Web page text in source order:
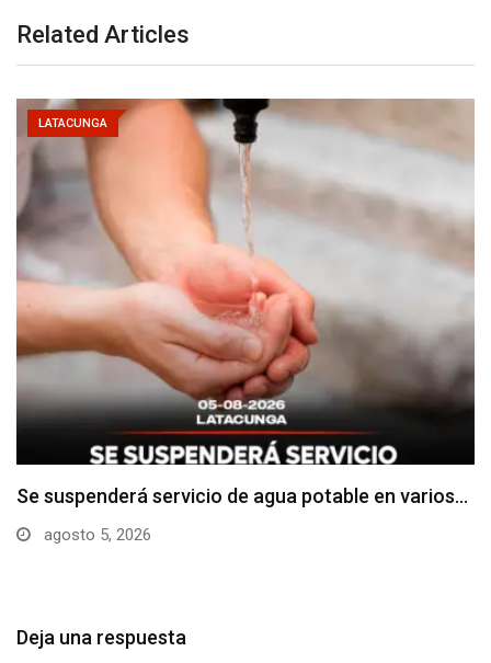
Related Articles
LATACUNGA
Se suspenderá servicio de agua potable en varios…
agosto 5, 2026
Deja una respuesta